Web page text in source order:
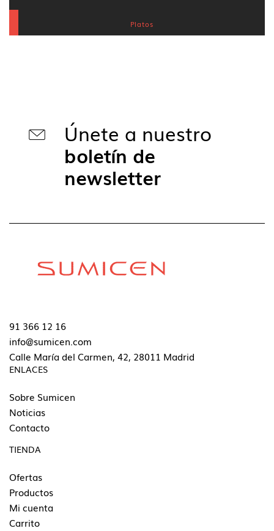
Platos
Únete a nuestro
boletín de
newsletter
91 366 12 16
info@sumicen.com
Calle María del Carmen, 42, 28011 Madrid
ENLACES
Sobre Sumicen
Noticias
Contacto
TIENDA
Ofertas
Productos
Mi cuenta
Carrito